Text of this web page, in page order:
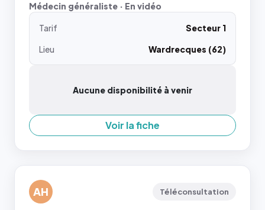
Médecin généraliste · En vidéo
Tarif
Secteur 1
Lieu
Wardrecques (62)
Aucune disponibilité à venir
Voir la fiche
AH Téléconsultation